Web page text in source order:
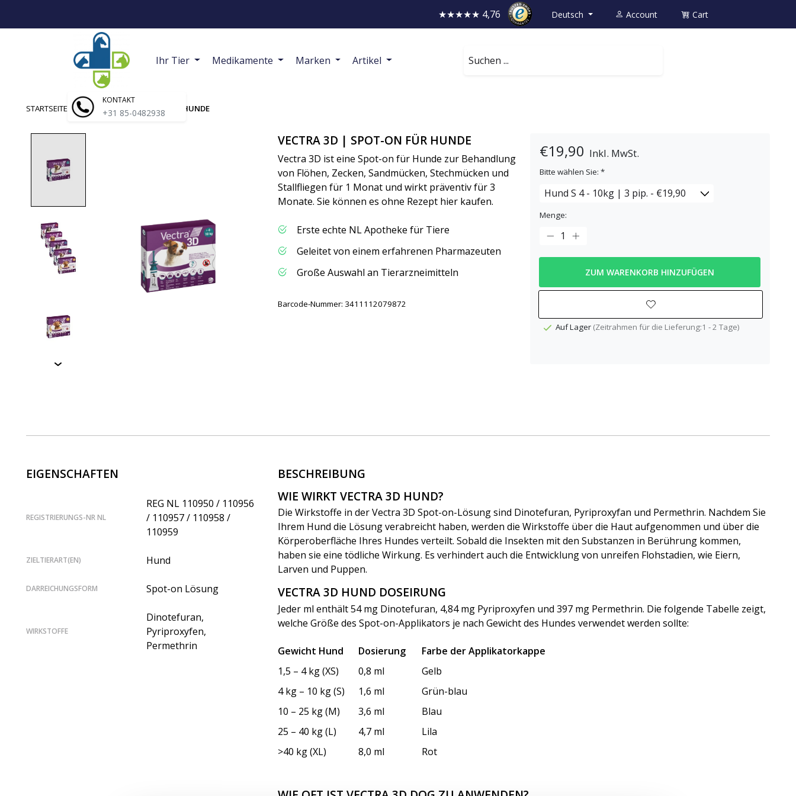
★★★★★ 4,76 Deutsch Account Cart
Ihr Tier Medikamente Marken Artikel
KONTAKT
+31 85-0482938
STARTSEITE / VECTRA 3D | SPOT-ON FÜR HUNDE
VECTRA 3D | SPOT-ON FÜR HUNDE
Barcode-Nummer: 3411112079872
Erste echte NL Apotheke für Tiere
Geleitet von einem erfahrenen Pharmazeuten
Große Auswahl an Tierarzneimitteln
Vectra 3D ist eine Spot-on für Hunde zur Behandlung
von Flöhen, Zecken, Sandmücken, Stechmücken und
Stallfliegen für 1 Monat und wirkt präventiv für 3
Monate. Sie können es ohne Rezept hier kaufen.
€19,90 Inkl. MwSt.
Bitte wählen Sie: *
Menge:
ZUM WARENKORB HINZUFÜGEN
Auf Lager (Zeitrahmen für die Lieferung:1 - 2 Tage)
EIGENSCHAFTEN
REGISTRIERUNGS-NR NL
REG NL 110950 / 110956
/ 110957 / 110958 /
110959
ZIELTIERART(EN) Hund
DARREICHUNGSFORM Spot-on Lösung
WIRKSTOFFE
Dinotefuran,
Pyriproxyfen,
Permethrin
BESCHREIBUNG
WIE WIRKT VECTRA 3D HUND?
Die Wirkstoffe in der Vectra 3D Spot-on-Lösung sind Dinotefuran, Pyriproxyfan und Permethrin. Nachdem Sie
Ihrem Hund die Lösung verabreicht haben, werden die Wirkstoffe über die Haut aufgenommen und über die
Körperoberfläche Ihres Hundes verteilt. Sobald die Insekten mit den Substanzen in Berührung kommen,
haben sie eine tödliche Wirkung. Es verhindert auch die Entwicklung von unreifen Flohstadien, wie Eiern,
Larven und Puppen.
VECTRA 3D HUND DOSEIRUNG
Jeder ml enthält 54 mg Dinotefuran, 4,84 mg Pyriproxyfen und 397 mg Permethrin. Die folgende Tabelle zeigt,
welche Größe des Spot-on-Applikators je nach Gewicht des Hundes verwendet werden sollte:
Gewicht Hund Dosierung
Farbe der Applikatorkappe
1,5 – 4 kg (XS)
0,8 ml
Gelb
4 kg – 10 kg (S)
1,6 ml
Grün-blau
10 – 25 kg (M)
3,6 ml
Blau
25 – 40 kg (L)
4,7 ml
Lila
>40 kg (XL)
8,0 ml Rot